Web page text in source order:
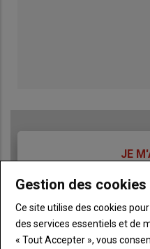
JE
Body A
Lien JE
Gestion des cookies
Ce site utilise des cookies
des services essentiels et de
« Tout Accepter », vous